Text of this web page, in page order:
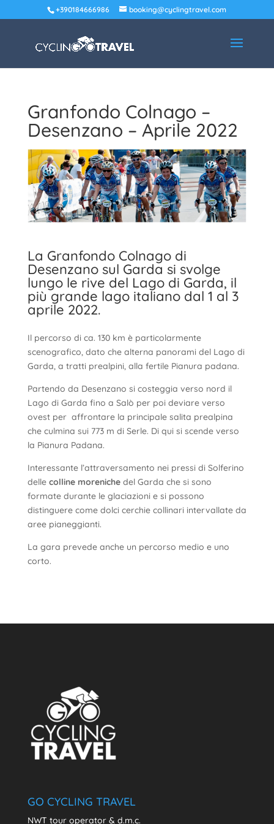
+390184666986 booking@cyclingtravel.com
Granfondo Colnago –
Desenzano – Aprile 2022
La Granfondo Colnago di
Desenzano sul Garda si svolge
lungo le rive del Lago di Garda, il
più grande lago italiano dal 1 al 3
aprile 2022.
Il percorso di ca. 130 km è particolarmente
scenografico, dato che alterna panorami del Lago di
Garda, a tratti prealpini, alla fertile Pianura padana.
Partendo da Desenzano si costeggia verso nord il
Lago di Garda fino a Salò per poi deviare verso
ovest per affrontare la principale salita prealpina
che culmina sui 773 m di Serle. Di qui si scende verso
la Pianura Padana.
Interessante l’attraversamento nei pressi di Solferino
dellecolline morenichedel Garda che si sono
formate durante le glaciazioni e si possono
distinguere come dolci cerchie collinari intervallate da
aree pianeggianti.
La gara prevede anche un percorso medio e uno
corto.
GO CYCLING TRAVEL
NWT tour operator & d.m.c.